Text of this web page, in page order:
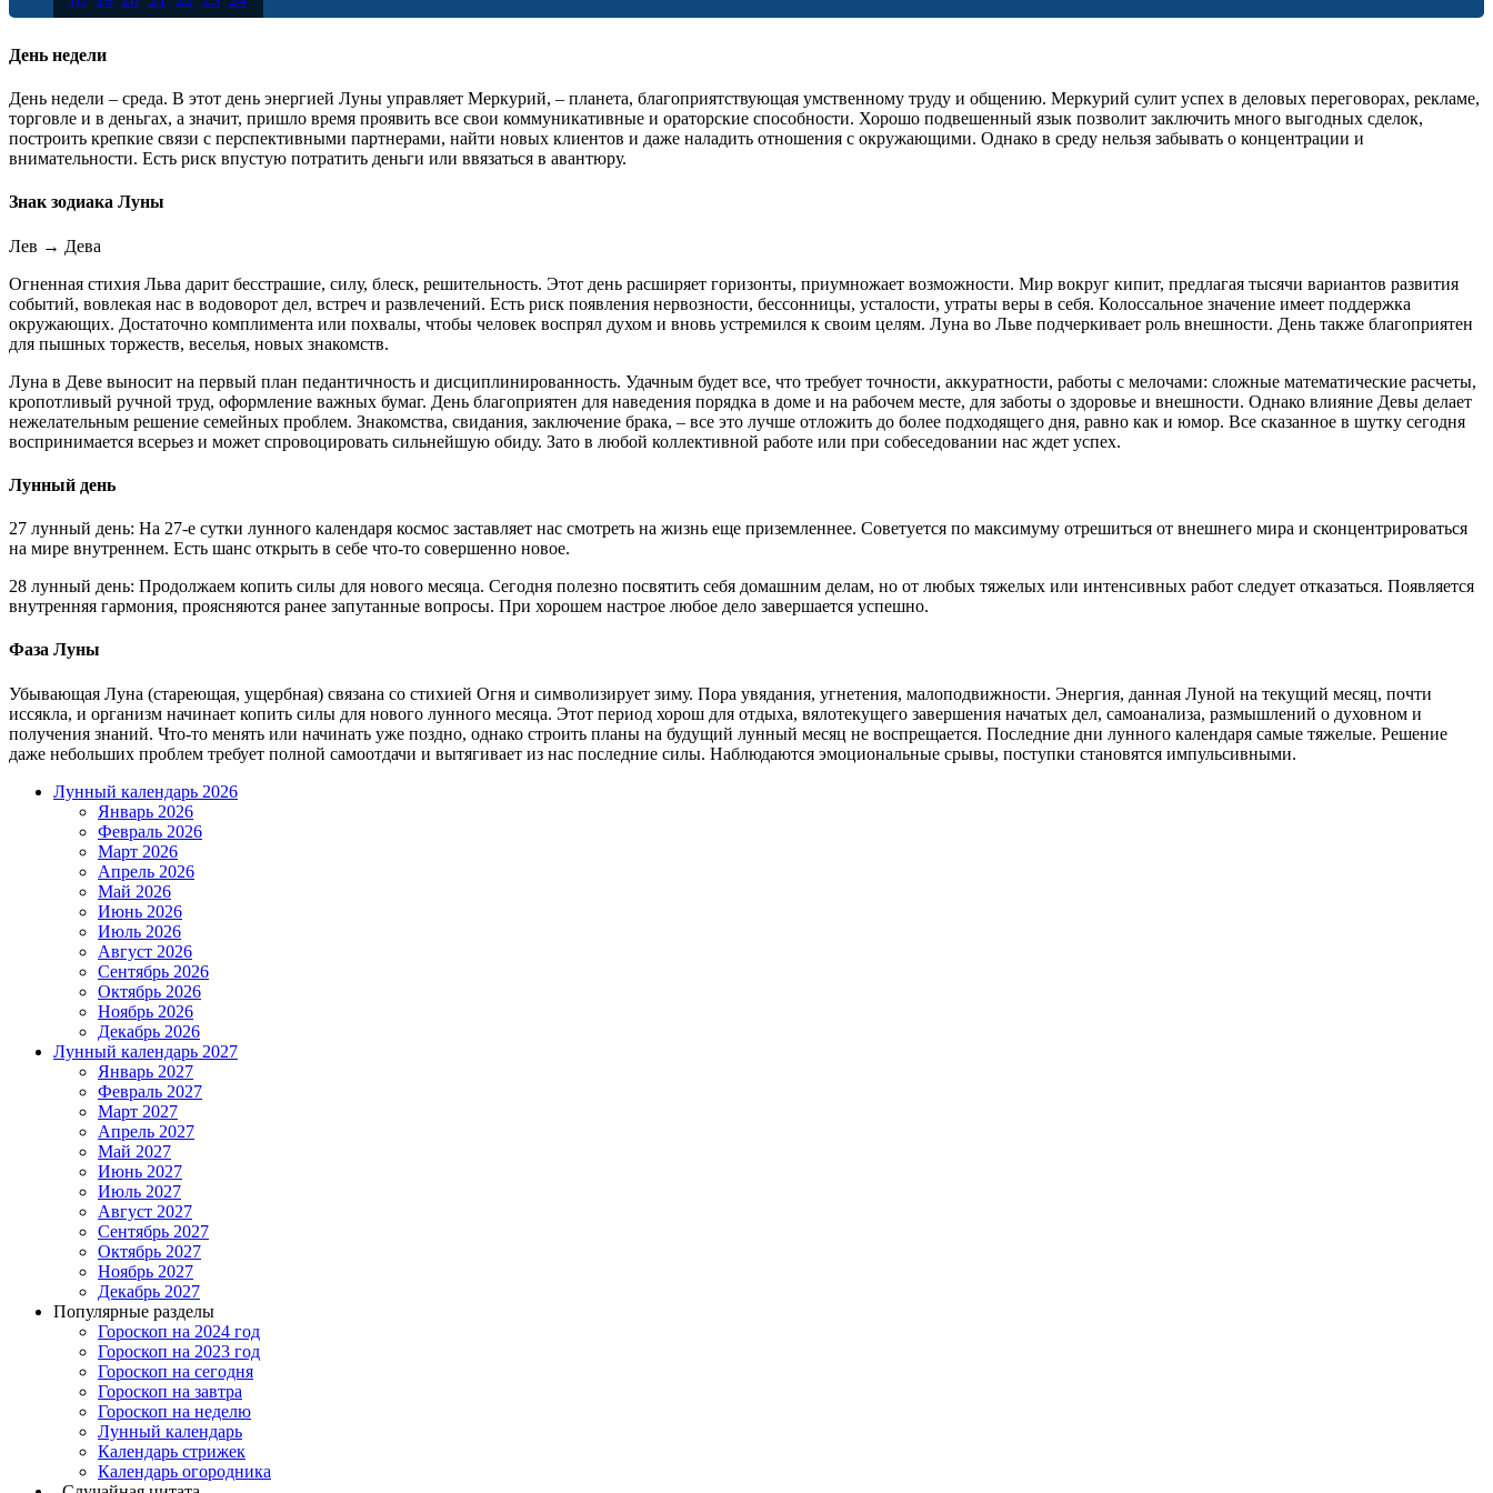
25 26 27 28 29 30
День недели
День недели – среда. В этот день энергией Луны управляет Меркурий, – планета, благоприятствующая умственному труду и общению. Меркурий сулит успех в деловых переговорах, рекламе,
торговле и в деньгах, а значит, пришло время проявить все свои коммуникативные и ораторские способности. Хорошо подвешенный язык позволит заключить много выгодных сделок,
построить крепкие связи с перспективными партнерами, найти новых клиентов и даже наладить отношения с окружающими. Однако в среду нельзя забывать о концентрации и
внимательности. Есть риск впустую потратить деньги или ввязаться в авантюру.
Знак зодиака Луны
Лев → Дева
Огненная стихия Льва дарит бесстрашие, силу, блеск, решительность. Этот день расширяет горизонты, приумножает возможности. Мир вокруг кипит, предлагая тысячи вариантов развития
событий, вовлекая нас в водоворот дел, встреч и развлечений. Есть риск появления нервозности, бессонницы, усталости, утраты веры в себя. Колоссальное значение имеет поддержка
окружающих. Достаточно комплимента или похвалы, чтобы человек воспрял духом и вновь устремился к своим целям. Луна во Льве подчеркивает роль внешности. День также благоприятен
для пышных торжеств, веселья, новых знакомств.
Луна в Деве выносит на первый план педантичность и дисциплинированность. Удачным будет все, что требует точности, аккуратности, работы с мелочами: сложные математические расчеты,
кропотливый ручной труд, оформление важных бумаг. День благоприятен для наведения порядка в доме и на рабочем месте, для заботы о здоровье и внешности. Однако влияние Девы делает
нежелательным решение семейных проблем. Знакомства, свидания, заключение брака, – все это лучше отложить до более подходящего дня, равно как и юмор. Все сказанное в шутку сегодня
воспринимается всерьез и может спровоцировать сильнейшую обиду. Зато в любой коллективной работе или при собеседовании нас ждет успех.
Лунный день
27 лунный день: На 27-е сутки лунного календаря космос заставляет нас смотреть на жизнь еще приземленнее. Советуется по максимуму отрешиться от внешнего мира и сконцентрироваться
на мире внутреннем. Есть шанс открыть в себе что-то совершенно новое.
28 лунный день: Продолжаем копить силы для нового месяца. Сегодня полезно посвятить себя домашним делам, но от любых тяжелых или интенсивных работ следует отказаться. Появляется
внутренняя гармония, проясняются ранее запутанные вопросы. При хорошем настрое любое дело завершается успешно.
Фаза Луны
Убывающая Луна (стареющая, ущербная) связана со стихией Огня и символизирует зиму. Пора увядания, угнетения, малоподвижности. Энергия, данная Луной на текущий месяц, почти
иссякла, и организм начинает копить силы для нового лунного месяца. Этот период хорош для отдыха, вялотекущего завершения начатых дел, самоанализа, размышлений о духовном и
получения знаний. Что-то менять или начинать уже поздно, однако строить планы на будущий лунный месяц не воспрещается. Последние дни лунного календаря самые тяжелые. Решение
даже небольших проблем требует полной самоотдачи и вытягивает из нас последние силы. Наблюдаются эмоциональные срывы, поступки становятся импульсивными.
Лунный календарь 2026
Январь 2026
Февраль 2026
Март 2026
Апрель 2026
Май 2026
Июнь 2026
Июль 2026
Август 2026
Сентябрь 2026
Октябрь 2026
Ноябрь 2026
Декабрь 2026
Лунный календарь 2027
Январь 2027
Февраль 2027
Март 2027
Апрель 2027
Май 2027
Июнь 2027
Июль 2027
Август 2027
Сентябрь 2027
Октябрь 2027
Ноябрь 2027
Декабрь 2027
Популярные разделы
Гороскоп на 2024 год
Гороскоп на 2023 год
Гороскоп на сегодня
Гороскоп на завтра
Гороскоп на неделю
Лунный календарь
Календарь стрижек
Календарь огородника